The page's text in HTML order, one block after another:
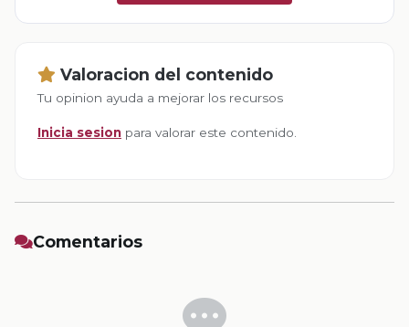
Valoracion del contenido
Tu opinion ayuda a mejorar los recursos
Inicia sesion para valorar este contenido.
Comentarios